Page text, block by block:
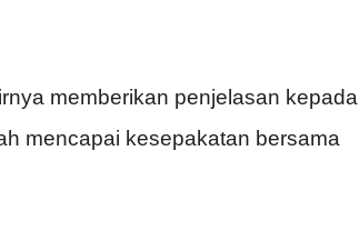
memberikan penjelasan kepada
mencapai kesepakatan bersama